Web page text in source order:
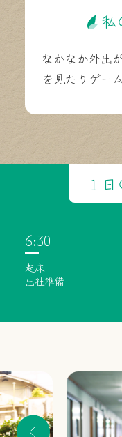
私
なかなか外出
を見たりゲー
１
6:30
起床
出社準備